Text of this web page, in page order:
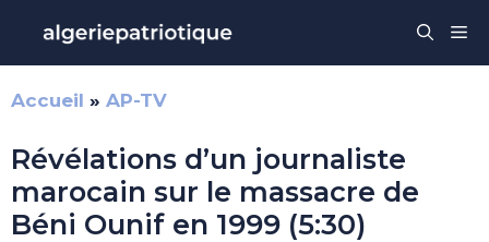
contenu
Accueil » AP-TV
Révélations d’un journaliste
marocain sur le massacre de
Béni Ounif en 1999 (5:30)